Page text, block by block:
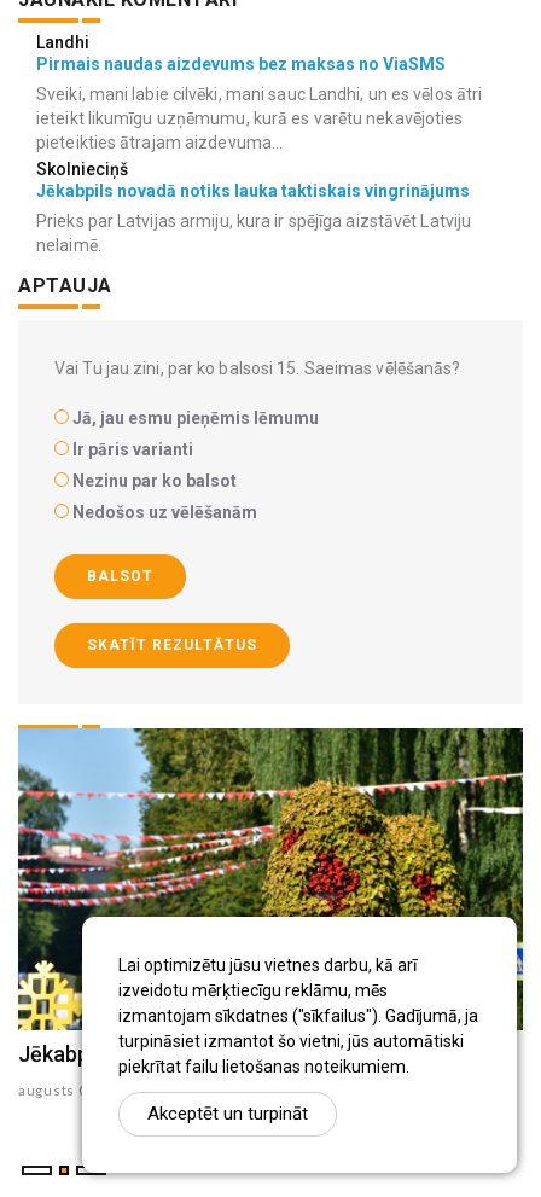
Lai optimizētu jūsu vietnes darbu, kā arī
izveidotu mērķtiecīgu reklāmu, mēs
izmantojam sīkdatnes ("sīkfailus"). Gadījumā, ja
turpināsiet izmantot šo vietni, jūs automātiski
piekrītat failu lietošanas noteikumiem.
Akceptēt un turpināt
Landhi
Pirmais naudas aizdevums bez maksas no ViaSMS
Sveiki, mani labie cilvēki, mani sauc Landhi, un es vēlos ātri
ieteikt likumīgu uzņēmumu, kurā es varētu nekavējoties
pieteikties ātrajam aizdevuma...
Skolnieciņš
Jēkabpils novadā notiks lauka taktiskais vingrinājums
Prieks par Latvijas armiju, kura ir spējīga aizstāvēt Latviju
nelaimē.
APTAUJA
Vai Tu jau zini, par ko balsosi 15. Saeimas vēlēšanās?
Jā, jau esmu pieņēmis lēmumu
Ir pāris varianti
Nezinu par ko balsot
Nedošos uz vēlēšanām
BALSOT
SKATĪT REZULTĀTUS
Jēkabpils Radio1 ziņas 2026.gada 6.augustā
augusts 06 , 2026